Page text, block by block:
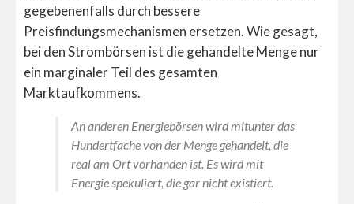
gegebenenfalls durch bessere
Preisfindungsmechanismen ersetzen. Wie gesagt,
bei den Strombörsen ist die gehandelte Menge nur
ein marginaler Teil des gesamten
Marktaufkommens.
An anderen Energiebörsen wird mitunter das
Hundertfache von der Menge gehandelt, die
real am Ort vorhanden ist. Es wird mit
Energie spekuliert, die gar nicht existiert.